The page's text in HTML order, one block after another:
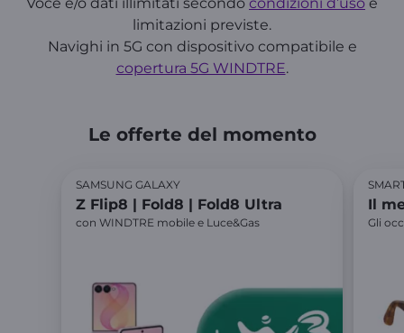
limitazioni previste.
Navighi in 5G con dispositivo compatibile e
copertura 5G WINDTRE.
Le offerte del momento
SAMSUNG GALAXY
Z Flip8 | Fold8 | Fold8 Ultra
con WINDTRE mobile e Luce&Gas
Il
Gli